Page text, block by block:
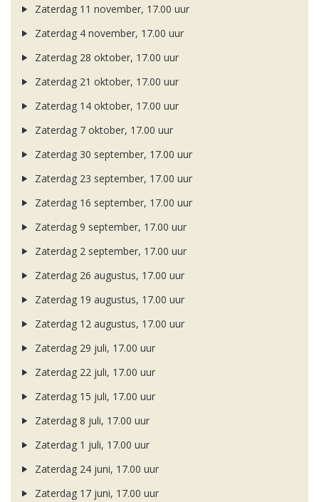
Zaterdag 11 november, 17.00 uur
Zaterdag 4 november, 17.00 uur
Zaterdag 28 oktober, 17.00 uur
Zaterdag 21 oktober, 17.00 uur
Zaterdag 14 oktober, 17.00 uur
Zaterdag 7 oktober, 17.00 uur
Zaterdag 30 september, 17.00 uur
Zaterdag 23 september, 17.00 uur
Zaterdag 16 september, 17.00 uur
Zaterdag 9 september, 17.00 uur
Zaterdag 2 september, 17.00 uur
Zaterdag 26 augustus, 17.00 uur
Zaterdag 19 augustus, 17.00 uur
Zaterdag 12 augustus, 17.00 uur
Zaterdag 29 juli, 17.00 uur
Zaterdag 22 juli, 17.00 uur
Zaterdag 15 juli, 17.00 uur
Zaterdag 8 juli, 17.00 uur
Zaterdag 1 juli, 17.00 uur
Zaterdag 24 juni, 17.00 uur
Zaterdag 17 juni, 17.00 uur